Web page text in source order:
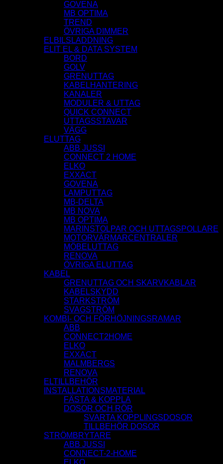
GOVENA
MB OPTIMA
TREND
ÖVRIGA DIMMER
ELBILSLADDNING
ELIT EL & DATA SYSTEM
BORD
GOLV
GRENUTTAG
KABELHANTERING
KANALER
MODULER & UTTAG
QUICK CONNECT
UTTAGSSTAVAR
VÄGG
ELUTTAG
ABB JUSSI
CONNECT 2 HOME
ELKO
EXXACT
GOVENA
LAMPUTTAG
MB-DELTA
MB NOVA
MB OPTIMA
MARINSTOLPAR OCH UTTAGSPOLLARE
MOTORVÄRMARCENTRALER
MÖBELUTTAG
RENOVA
ÖVRIGA ELUTTAG
KABEL
GRENUTTAG OCH SKARVKABLAR
KABELSKYDD
STARKSTRÖM
SVAGSTRÖM
KOMBI- OCH FÖRHÖJNINGSRAMAR
ABB
CONNECT2HOME
ELKO
EXXACT
MALMBERGS
RENOVA
ELTILLBEHÖR
INSTALLATIONSMATERIAL
FÄSTA & KOPPLA
DOSOR OCH RÖR
SVARTA KOPPLINGSDOSOR
TILLBEHÖR DOSOR
STRÖMBRYTARE
ABB JUSSI
CONNECT-2-HOME